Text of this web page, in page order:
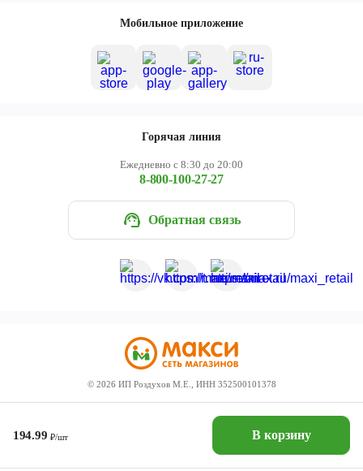
194.99 ₽/шт В корзину
Мобильное приложение
Горячая линия
Ежедневно с 8:30 до 20:00
8-800-100-27-27
Обратная связь
© 2026 ИП Роздухов М.Е., ИНН 352500101378